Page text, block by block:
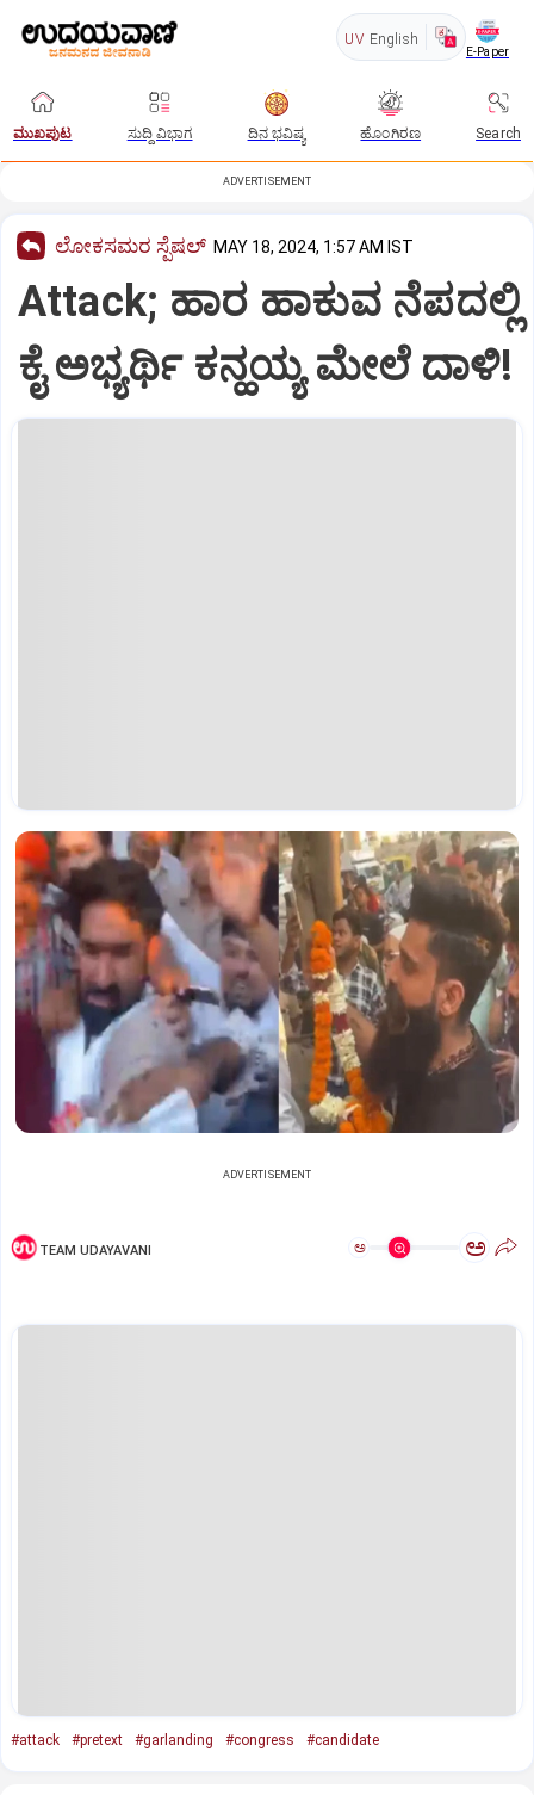
UV English
E-Paper
ಮುಖಪುಟ ಸುದ್ದಿ ವಿಭಾಗ ದಿನ ಭವಿಷ್ಯ ಹೊಂಗಿರಣ Search
ADVERTISEMENT
ಲೋಕಸಮರ ಸ್ಪೆಷಲ್‌ MAY 18, 2024, 1:57 AM IST
Attack; ಹಾರ ಹಾಕುವ ನೆಪದಲ್ಲಿ
ಕೈ ಅಭ್ಯರ್ಥಿ ಕನ್ಹಯ್ಯ ಮೇಲೆ ದಾಳಿ!
ADVERTISEMENT
TEAM UDAYAVANI ಅ ಅ
#attack #pretext #garlanding #congress #candidate